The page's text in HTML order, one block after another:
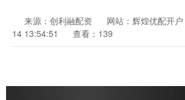
来源：创利融配资 网站：辉煌优配开户
14 13:54:51
查看：139